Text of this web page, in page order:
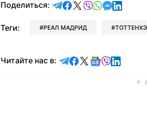
Поделиться: отправить в Telegram
поделиться в
поделиться в X
отправить в
отправить
Теги: РЕАЛ МАДРИД
Читайте нас в: Читайте в Telegram
Читайте в
Читайте в X
Читайте в
Читайте